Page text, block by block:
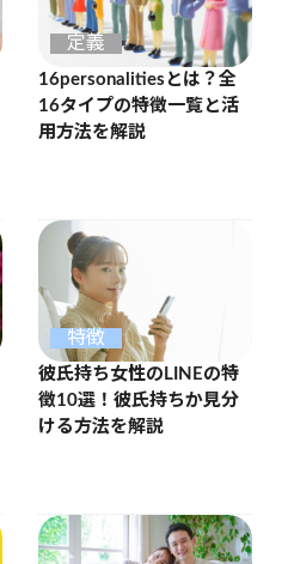
定義
16personalitiesとは？全
16タイプの特徴一覧と活
用方法を解説
特徴
彼氏持ち女性のLINEの特
徴10選！彼氏持ちか見分
ける方法を解説